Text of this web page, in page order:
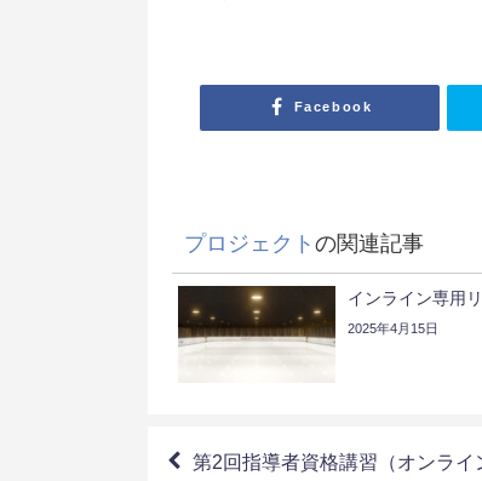
Facebook
プロジェクト の関連記事
インライン専用
2025年4月15日
第2回指導者資格講習（オンライ